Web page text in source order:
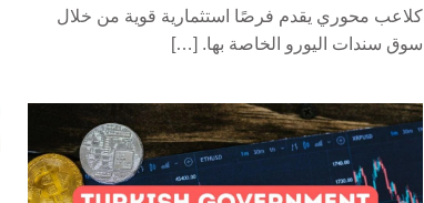
كلاعب محوري يقدم فرصًا استثمارية قوية من خلال
سوق سندات اليورو الخاصة بها. […]